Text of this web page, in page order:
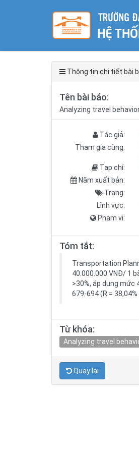
Thông tin chi tiết bài
Tên bài báo:
Analyzing travel
Tác giả:
Tham gia cùng:
Tạp chí:
Năm xuất bản:
Trang:
Lĩnh vực:
Phạm vi:
Tóm tắt:
Transportation
40.000.000 VNĐ/ 1
>30%, áp dụng mức
679-694 (R =
Từ khóa:
Analyzing travel
Quay lại